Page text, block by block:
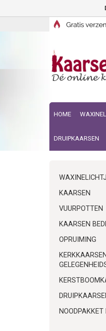
HOME
DRUIPKAARSEN
KAARSEN
VUURPOTTEN
KAARSEN
OPRUIMING
NOODPAKKET